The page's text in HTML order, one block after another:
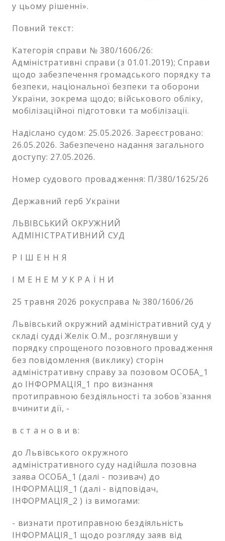
у цьому рішенні».
Повний текст:
Категорія справи № 380/1606/26:
Адміністративні справи (з 01.01.2019); Справи
щодо забезпечення громадського порядку та
безпеки, національної безпеки та оборони
України, зокрема щодо; військового обліку,
мобілізаційної підготовки та мобілізації.
Надіслано судом: 25.05.2026. Зареєстровано:
26.05.2026. Забезпечено надання загального
доступу: 27.05.2026.
Номер судового провадження: П/380/1625/26
Державний герб України
ЛЬВІВСЬКИЙ ОКРУЖНИЙ
АДМІНІСТРАТИВНИЙ СУД
Р І Ш Е Н Н Я
І М Е Н Е М У К Р А Ї Н И
25 травня 2026 рокусправа № 380/1606/26
Львівський окружний адміністративний суд у
складі судді Желік О.М., розглянувши у
порядку спрощеного позовного провадження
без повідомлення (виклику) сторін
адміністративну справу за позовом ОСОБА_1
до ІНФОРМАЦІЯ_1 про визнання
протиправною бездіяльності та зобов`язання
вчинити дії, -
в с т а н о в и в:
до Львівського окружного
адміністративного суду надійшла позовна
заява ОСОБА_1 (далі - позивач) до
ІНФОРМАЦІЯ_1 (далі - відповідач,
ІНФОРМАЦІЯ_2 ) із вимогами:
- визнати протиправною бездіяльність
ІНФОРМАЦІЯ_1 щодо розгляду заяв від